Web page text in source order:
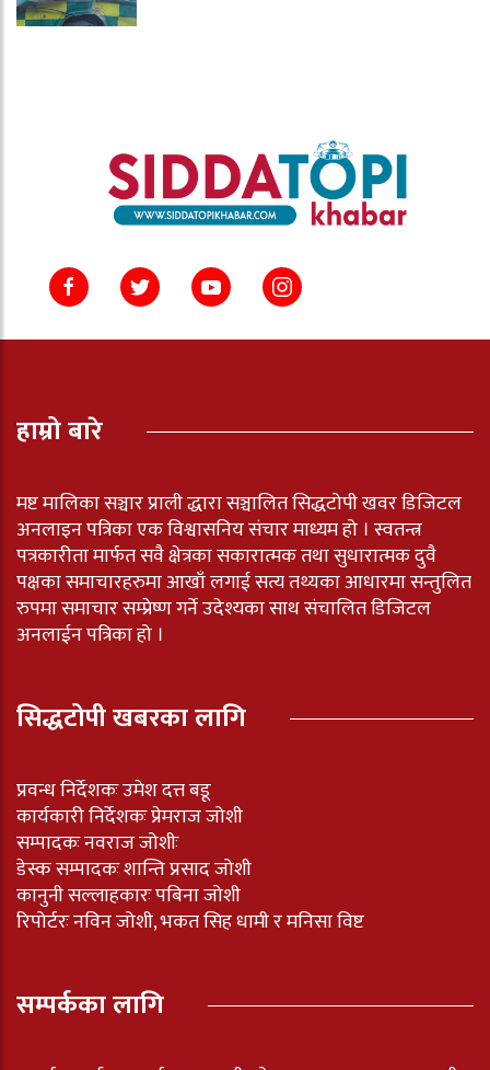
हाम्रो बारे
मष्ट मालिका सञ्चार प्राली द्धारा सञ्चालित सिद्धटोपी खवर डिजिटल
अनलाइन पत्रिका एक विश्वासनिय संचार माध्यम हो । स्वतन्त्र
पत्रकारीता मार्फत सवै क्षेत्रका सकारात्मक तथा सुधारात्मक दुवै
पक्षका समाचारहरुमा आखाँ लगाई सत्य तथ्यका आधारमा सन्तुलित
रुपमा समाचार सम्प्रेष्ण गर्ने उदेश्यका साथ संचालित डिजिटल
अनलाईन पत्रिका हो ।
सिद्धटोपी खबरका लागि
प्रवन्ध निर्देशकः उमेश दत्त बडू
कार्यकारी निर्देशकः प्रेमराज जोशी
सम्पादकः नवराज जोशीः
डेस्क सम्पादकः शान्ति प्रसाद जोशी
कानुनी सल्लाहकारः पबिना जोशी
रिपोर्टरः नविन जोशी, भकत सिह धामी र मनिसा विष्ट
सम्पर्कका लागि